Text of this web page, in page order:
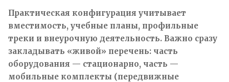
Практическая конфигурация учитывает
вместимость, учебные планы, профильные
треки и внеурочную деятельность. Важно сразу
закладывать «живой» перечень: часть
оборудования — стационарно, часть —
мобильные комплекты (передвижные